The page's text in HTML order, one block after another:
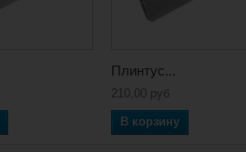
Плинтус...
210,00 руб
В корзину